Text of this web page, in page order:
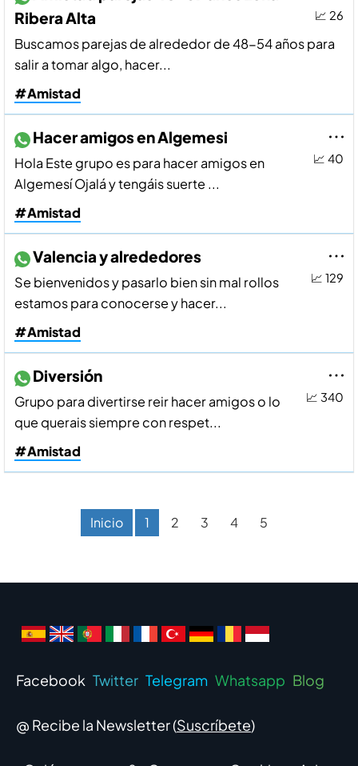
📈 26
Ribera Alta
Buscamos parejas de alrededor de 48-54 años para
salir a tomar algo, hacer...
#Amistad
📈 40
Hacer amigos en Algemesi
Hola Este grupo es para hacer amigos en
Algemesí Ojalá y tengáis suerte ...
#Amistad
📈 129
Valencia y alrededores
Se bienvenidos y pasarlo bien sin mal rollos
estamos para conocerse y hacer...
#Amistad
📈 340
Diversión
Grupo para divertirse reir hacer amigos o lo
que querais siempre con respet...
#Amistad
Inicio 1 2 3 4 5
Facebook Twitter Telegram Whatsapp Blog
@ Recibe la Newsletter (Suscríbete)